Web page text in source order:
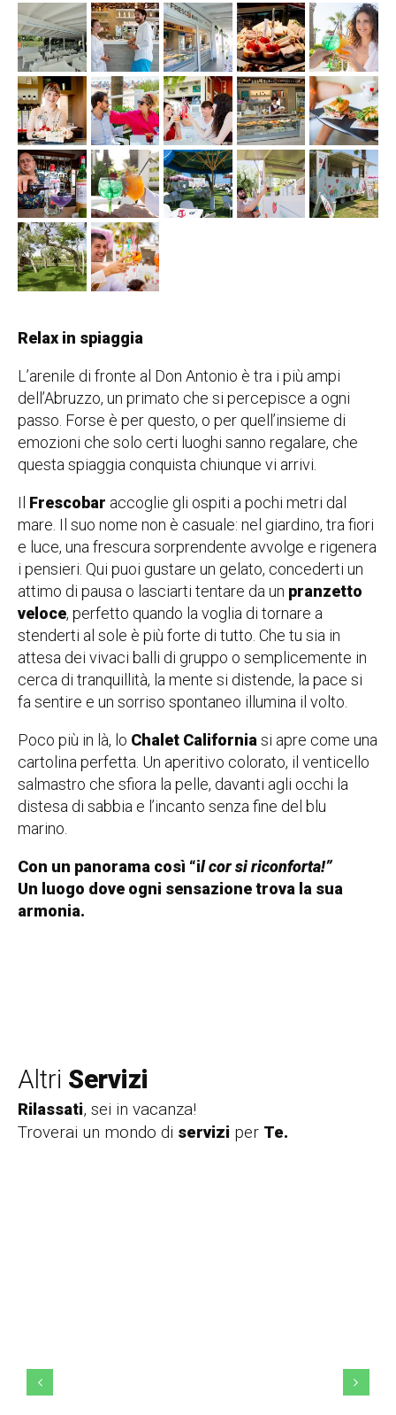
Relax in spiaggia
L’arenile di fronte al Don Antonio è tra i più ampi
dell’Abruzzo, un primato che si percepisce a ogni
passo. Forse è per questo, o per quell’insieme di
emozioni che solo certi luoghi sanno regalare, che
questa spiaggia conquista chiunque vi arrivi.
Il Frescobar accoglie gli ospiti a pochi metri dal
mare. Il suo nome non è casuale: nel giardino, tra fiori
e luce, una frescura sorprendente avvolge e rigenera
i pensieri. Qui puoi gustare un gelato, concederti un
attimo di pausa o lasciarti tentare da un pranzetto
veloce, perfetto quando la voglia di tornare a
stenderti al sole è più forte di tutto. Che tu sia in
attesa dei vivaci balli di gruppo o semplicemente in
cerca di tranquillità, la mente si distende, la pace si
fa sentire e un sorriso spontaneo illumina il volto.
Poco più in là, lo Chalet California si apre come una
cartolina perfetta. Un aperitivo colorato, il venticello
salmastro che sfiora la pelle, davanti agli occhi la
distesa di sabbia e l’incanto senza fine del blu
marino.
Con un panorama così “il cor si riconforta!”
Un luogo dove ogni sensazione trova la sua
armonia.
Altri Servizi
Rilassati, sei in vacanza!
Troverai un mondo di servizi per Te.